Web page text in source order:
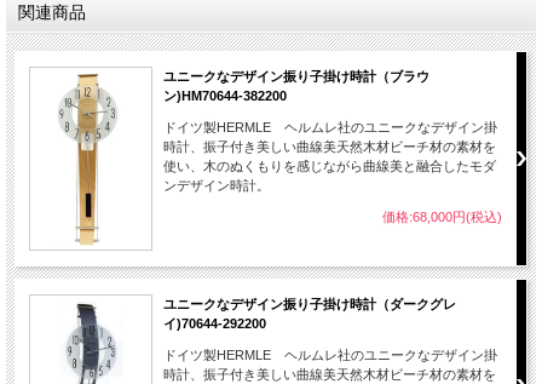
時計設置時ご注意
磁気の強いテレビ・スピーカー・パソコン等の近く、温度・湿気の高いエアコン、
浴室の近く、日光・風の当たる場所は機械に悪影響を与えますので避けてくださ
い。電池の寿命は約１年です。設置場所・その他の条件で前後しますが、1年を目
途に取替えをお勧めします。
関連商品
ユニークなデザイン振り子掛け時計（ブラウ
ン)HM70644-382200
ドイツ製HERMLE ヘルムレ社のユニークなデザイン掛
時計、振子付き美しい曲線美天然木材ビーチ材の素材を
使い、木のぬくもりを感じながら曲線美と融合したモダ
ンデザイン時計。
価格:68,000円(税込)
ユニークなデザイン振り子掛け時計（ダークグレ
イ)70644-292200
ドイツ製HERMLE ヘルムレ社のユニークなデザイン掛
時計、振子付き美しい曲線美天然木材ビーチ材の素材を